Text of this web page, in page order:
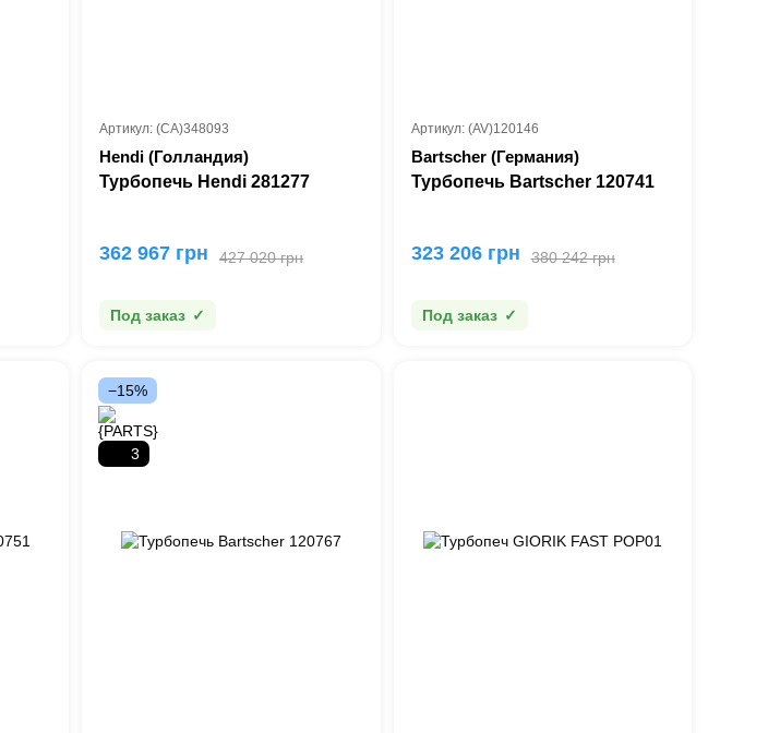
Артикул: (CA)348093
Hendi (Голландия)
Турбопечь Hendi 281277
427 020 грн
362 967 грн
Под заказ
Артикул: (AV)120146
Bartscher (Германия)
Турбопечь Bartscher 120741
380 242 грн
323 206 грн
Под заказ
−15%
3